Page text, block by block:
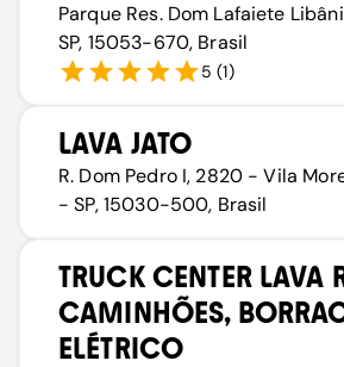
Parque Res. Dom Lafaiete
SP, 15053-670, Brasil
5 (1)
LAVA JATO
R. Dom Pedro I, 2820 - Vila
- SP, 15030-500, Brasil
TRUCK CENTER LAVA
CAMINHÕES,
ELÉTRICO